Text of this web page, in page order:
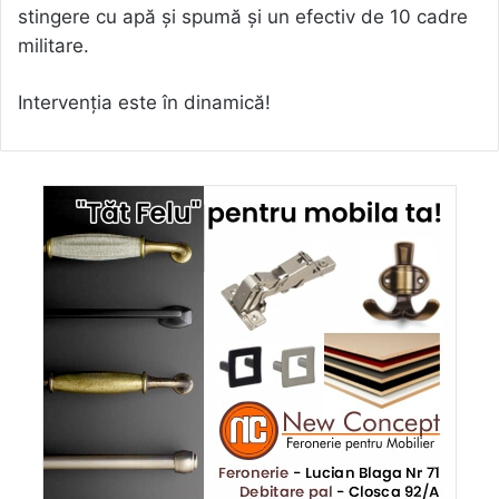
stingere cu apă și spumă și un efectiv de 10 cadre
militare.
Intervenția este în dinamică!